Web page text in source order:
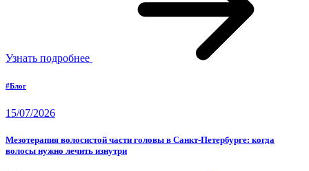
Узнать подробнее
#Блог
15/07/2026
Мезотерапия волосистой части головы в Санкт-Петербурге: когда
волосы нужно лечить изнутри